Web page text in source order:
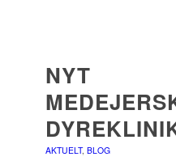
NYT
AKTUELT, BLOG